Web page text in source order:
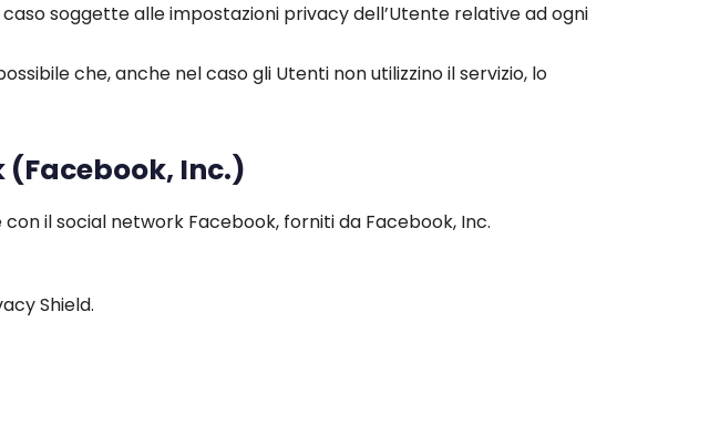
soggette alle impostazioni privacy dell’Utente relative ad ogni
che, anche nel caso gli Utenti non utilizzino il servizio, lo
(Facebook, Inc.)
il social network Facebook, forniti da Facebook, Inc.
Shield.